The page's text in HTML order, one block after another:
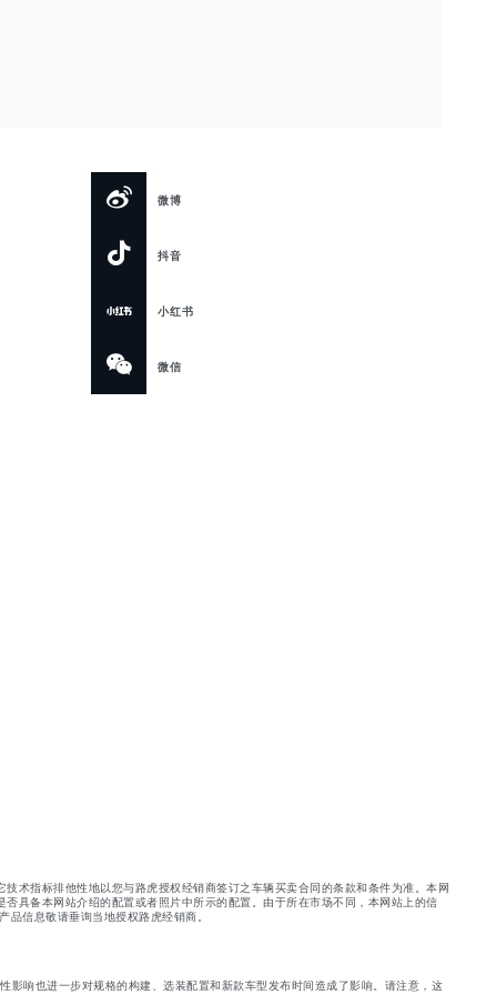
微博
抖音
小红书
微信
术指标排他性地以您与路虎授权经销商签订之车辆买卖合同的条款和条件为准。本网
具备本网站介绍的配置或者照片中所示的配置。由于所在市场不同，本网站上的信
信息敬请垂询当地授权路虎经销商。
响也进一步对规格的构建、选装配置和新款车型发布时间造成了影响。请注意，这